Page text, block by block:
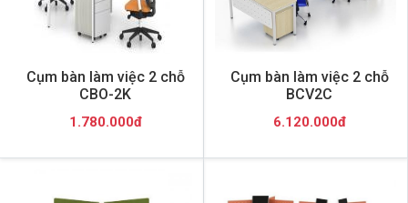
Cụm bàn làm việc 2 chỗ
CBO-2K
1.780.000đ
Cụm bàn làm việc 2 chỗ
BCV2C
6.120.000đ